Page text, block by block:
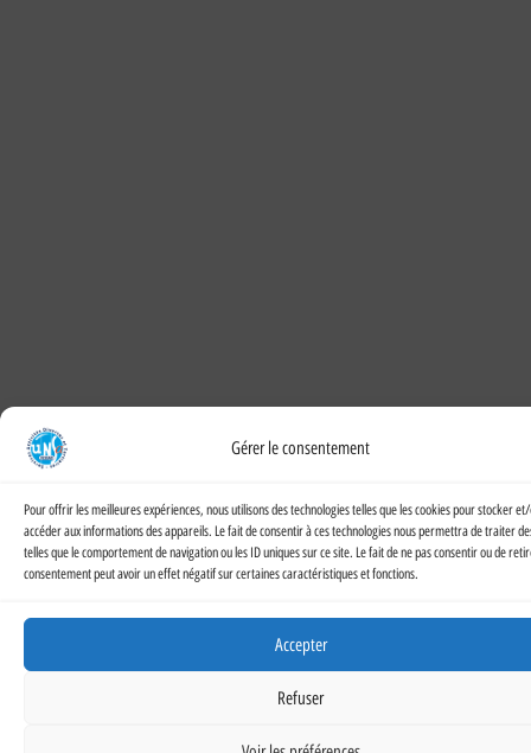
Gérer le consentement
Pour offrir les meilleures expériences, nous utilisons des technologies telles que les cookies pour stocker
accéder aux informations des appareils. Le fait de consentir à ces technologies nous permettra de traiter
telles que le comportement de navigation ou les ID uniques sur ce site. Le fait de ne pas consentir ou de
consentement peut avoir un effet négatif sur certaines caractéristiques et fonctions.
Accepter
Refuser